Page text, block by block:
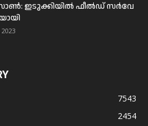
ഇടുക്കിയില്‍ ഫീല്‍ഡ് സര്‍വേ
7543
2454